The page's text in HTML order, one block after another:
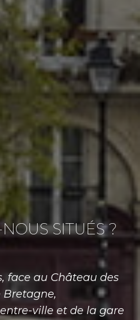
SITUÉS ?
face au Château des
Bretagne,
ville et de la gare